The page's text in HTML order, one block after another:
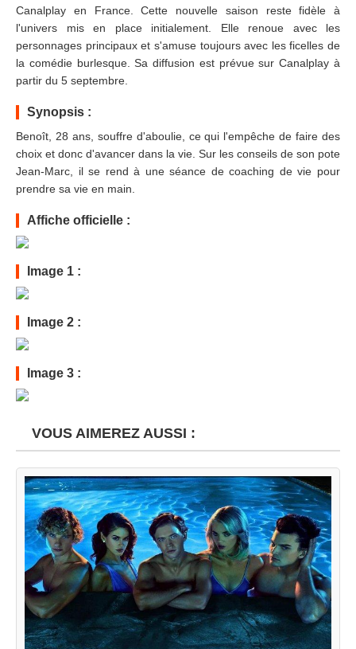
Canalplay en France. Cette nouvelle saison reste fidèle à
l'univers mis en place initialement. Elle renoue avec les
personnages principaux et s'amuse toujours avec les ficelles de
la comédie burlesque. Sa diffusion est prévue sur Canalplay à
partir du 5 septembre.
Synopsis :
Benoît, 28 ans, souffre d'aboulie, ce qui l'empêche de faire des
choix et donc d'avancer dans la vie. Sur les conseils de son pote
Jean-Marc, il se rend à une séance de coaching de vie pour
prendre sa vie en main.
Affiche officielle :
Image 1 :
Image 2 :
Image 3 :
VOUS AIMEREZ AUSSI :